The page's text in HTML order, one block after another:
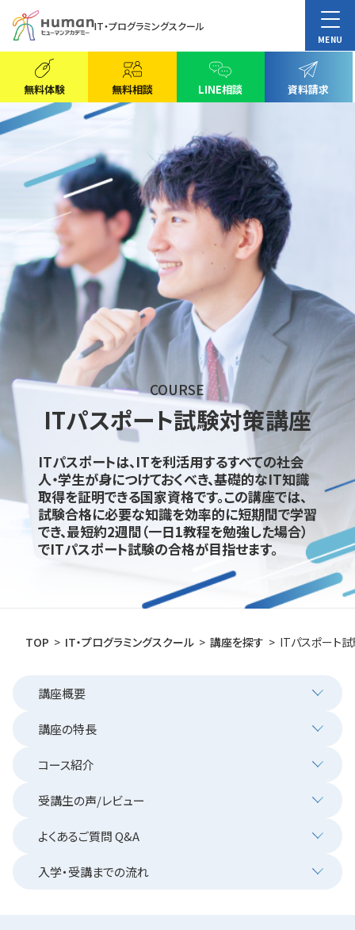
MENU
IT・プログラミングスクール
無料体験 無料相談 LINE相談 資料請求
COURSE
ITパスポート試験対策講座
ITパスポートは、ITを利活用するすべての社会
人・学生が身につけておくべき、基礎的なIT知識
取得を証明できる国家資格です。この講座では、
試験合格に必要な知識を効率的に短期間で学習
でき、最短約2週間（一日1教程を勉強した場合）
でITパスポート試験の合格が目指せます。
TOP IT・プログラミングスクール 講座を探す ITパスポート
講座概要
講座の特長
コース紹介
受講生の声/レビュー
よくあるご質問 Q&A
入学・受講までの流れ